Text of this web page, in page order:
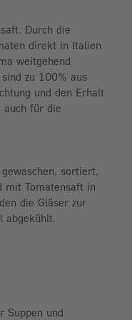
Durch die
direkt in Italien
weitgehend
zu 100% aus
und den Erhalt
auch für die
sortiert,
mit Tomatensaft in
die Gläser zur
abgekühlt.
Suppen und